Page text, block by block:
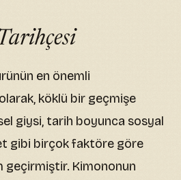
en önemli
köklü bir geçmişe
giysi, tarih boyunca sosyal
gibi birçok faktöre göre
geçirmiştir. Kimononun